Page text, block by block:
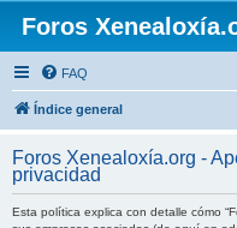
Foros
FAQ
Índice general
Foros Xenealoxía.org -
privacidad
Esta política explica con detalle cómo